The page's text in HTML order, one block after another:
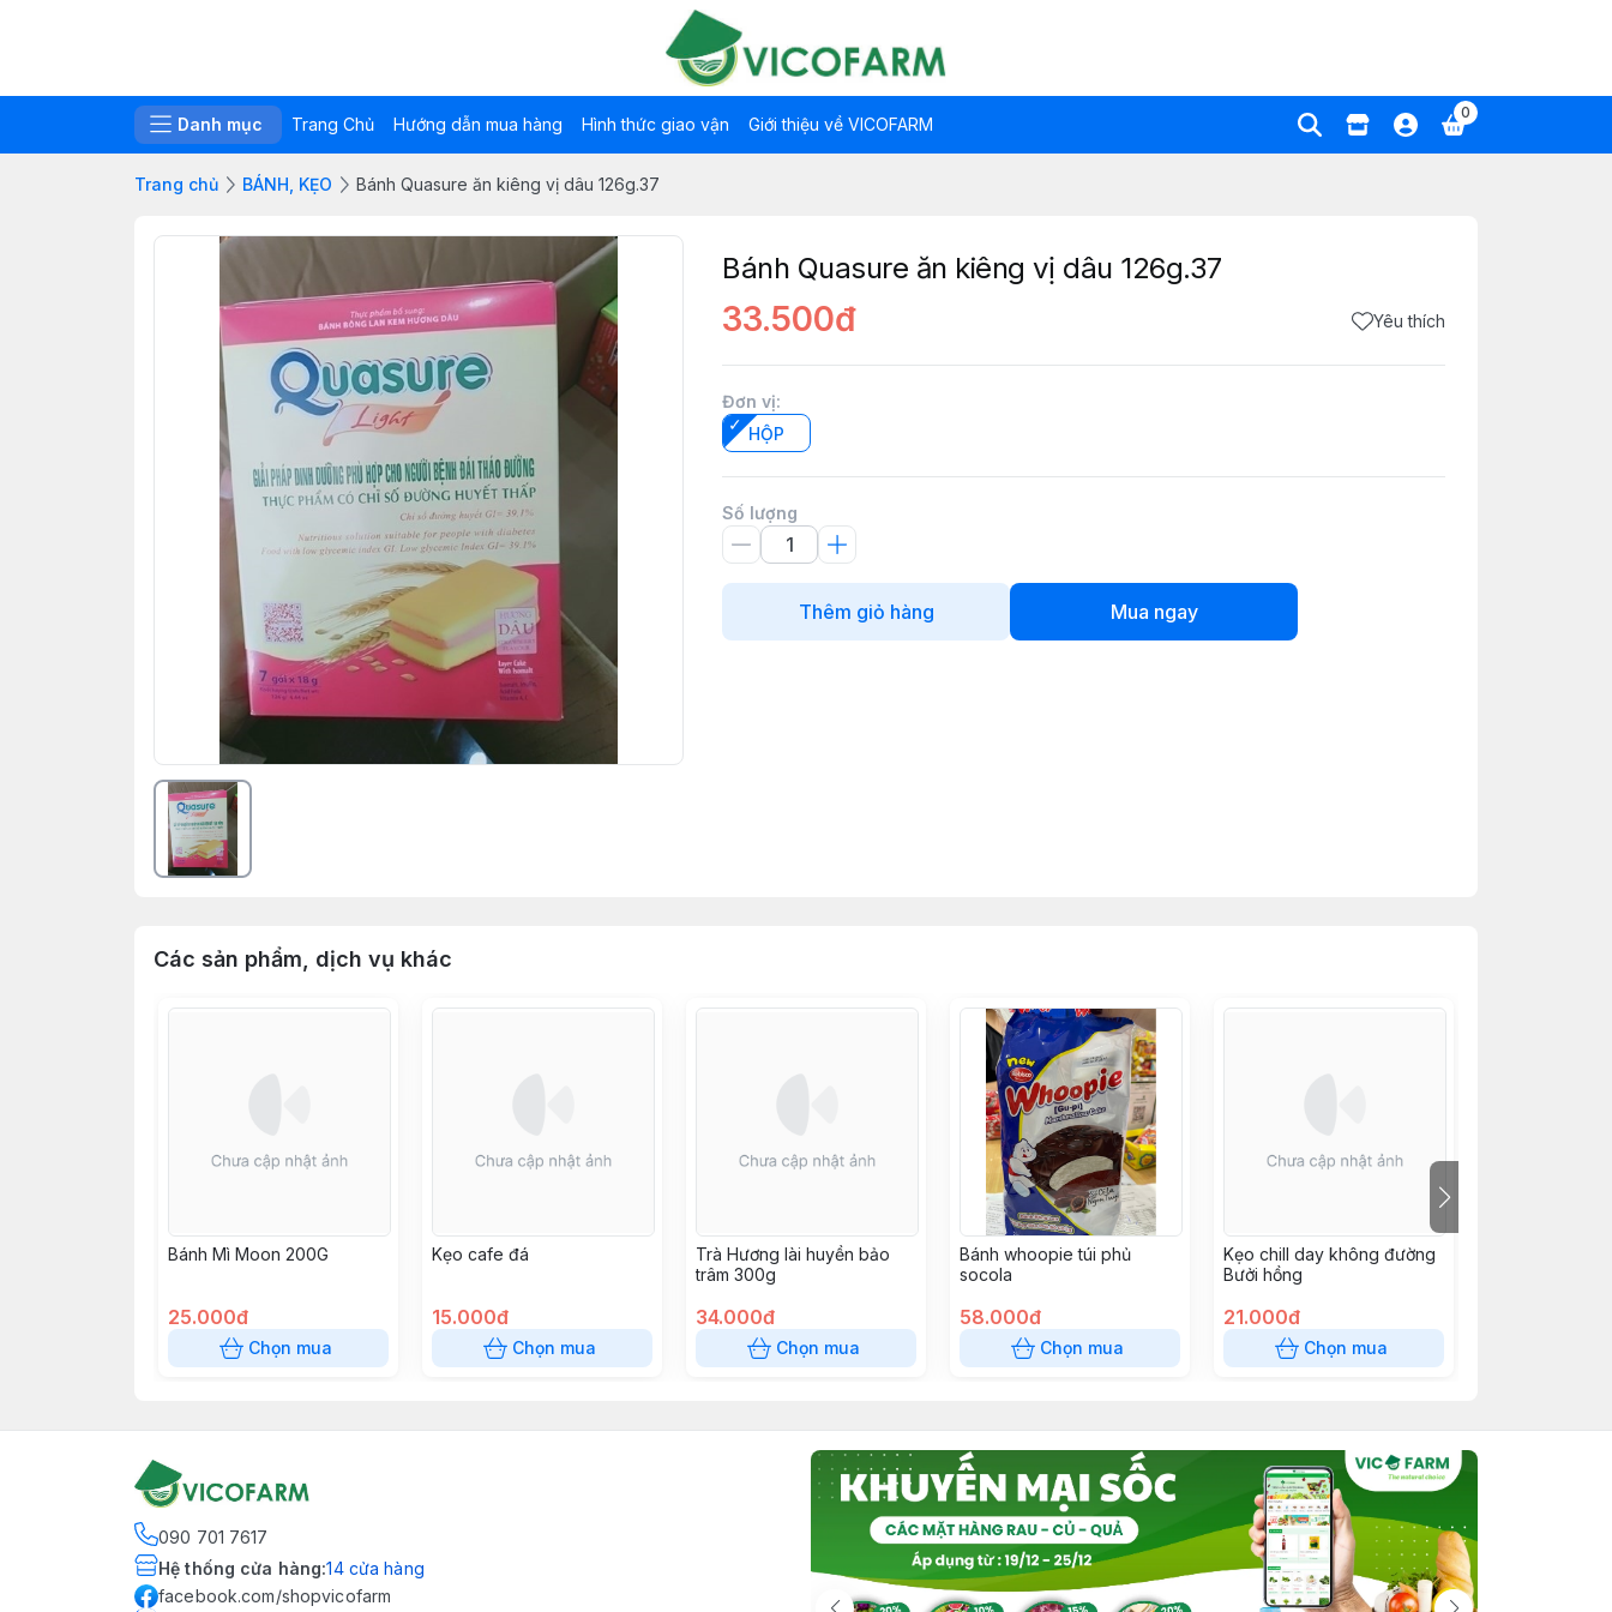
Danh mục Trang Chủ Hướng dẫn mua hàng Hình thức giao vận Giới thiệu về VICOFARM
0
Trang chủ BÁNH, KẸO Bánh Quasure ăn kiêng vị dâu 126g.37
Bánh Quasure ăn kiêng vị dâu 126g.37
33.500đ Yêu thích
Đơn vị:
HỘP
Số lượng
Thêm giỏ hàng Mua ngay
Các sản phẩm, dịch vụ khác
Bánh Mì Moon 200G
25.000đ
Chọn mua
Kẹo cafe đá
15.000đ
Chọn mua
Trà Hương lài huyền bảo
trâm 300g
34.000đ
Chọn mua
Bánh whoopie túi phủ
socola
58.000đ
Chọn mua
Kẹo chill day không đường
Bưởi hồng
21.000đ
Chọn mua
090 701 7617
Hệ thống cửa hàng:14 cửa hàng
facebook.com/shopvicofarm